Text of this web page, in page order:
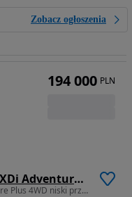
Zobacz ogłoszenia
SsangYong/KGM Musso 2.2 e-XDi Adventure Plus 4WD
2157 cm3 • 202 KM • KGM Musso Adventure Plus 4WD niski przebieg
194 000 PLN